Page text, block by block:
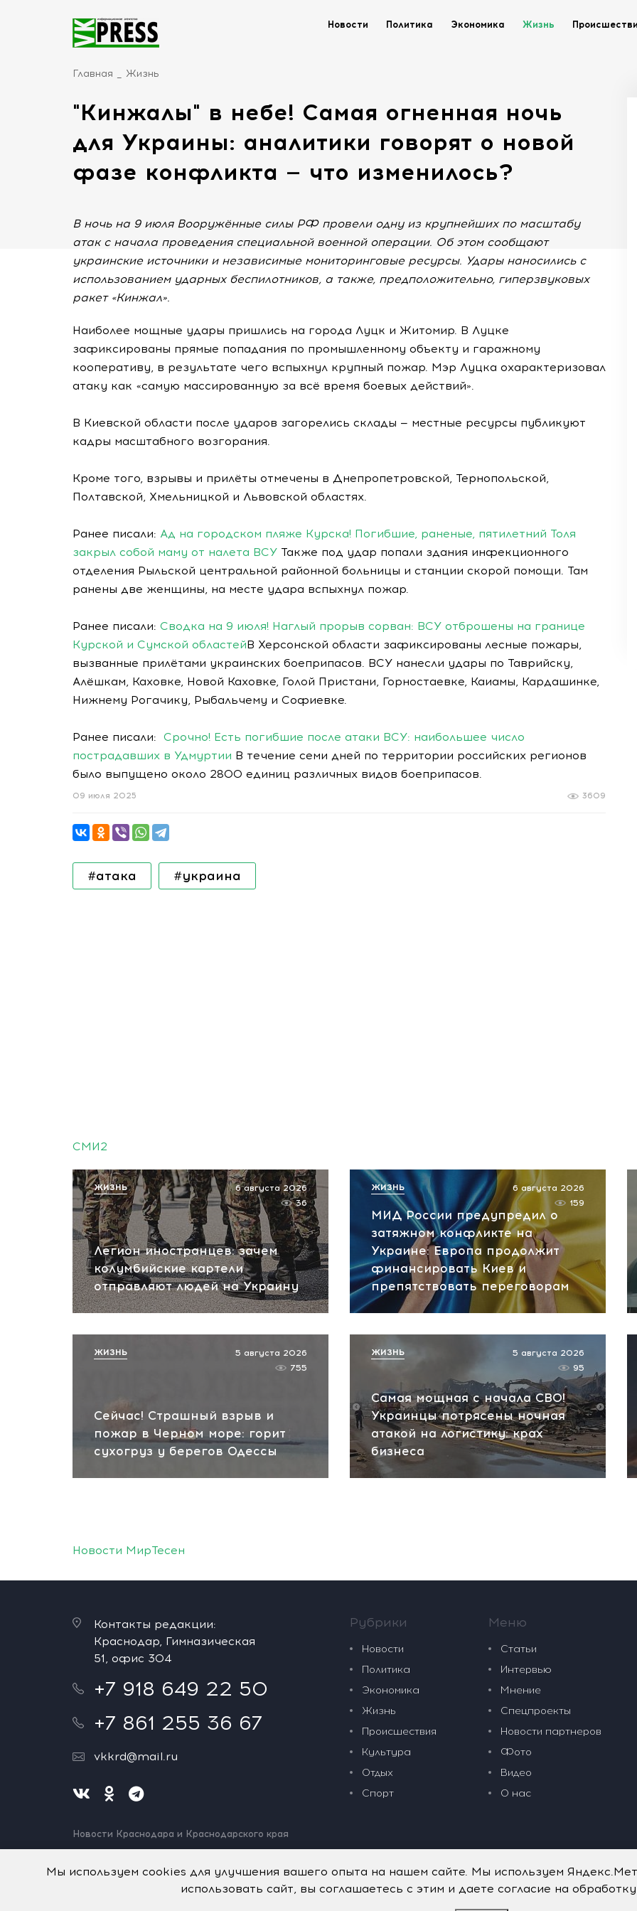
Новости Политика Экономика Жизнь
Главная Жизнь
"Кинжалы" в небе! Самая огненная ночь
для Украины: аналитики говорят о новой
фазе конфликта — что изменилось?
В ночь на 9 июля Вооружённые силы РФ провели одну из крупнейших по масштабу
атак с начала проведения специальной военной операции. Об этом сообщают
украинские источники и независимые мониторинговые ресурсы. Удары наносились с
использованием ударных беспилотников, а также, предположительно, гиперзвуковых
ракет «Кинжал».
Наиболее мощные удары пришлись на города Луцк и Житомир. В Луцке
зафиксированы прямые попадания по промышленному объекту и гаражному
кооперативу, в результате чего вспыхнул крупный пожар. Мэр Луцка охарактеризовал
атаку как «самую массированную за всё время боевых действий».
В Киевской области после ударов загорелись склады — местные ресурсы публикуют
кадры масштабного возгорания.
Кроме того, взрывы и прилёты отмечены в Днепропетровской, Тернопольской,
Полтавской, Хмельницкой и Львовской областях.
Ранее писали: Ад на городском пляже Курска! Погибшие, раненые, пятилетний Толя
закрыл собой маму от налета ВСУ Также под удар попали здания инфекционного
отделения Рыльской центральной районной больницы и станции скорой помощи. Там
ранены две женщины, на месте удара вспыхнул пожар.
Ранее писали: Сводка на 9 июля! Наглый прорыв сорван: ВСУ отброшены на границе
Курской и Сумской областейВ Херсонской области зафиксированы лесные пожары,
вызванные прилётами украинских боеприпасов. ВСУ нанесли удары по Таврийску,
Алёшкам, Каховке, Новой Каховке, Голой Пристани, Горностаевке, Каиамы, Кардашинке,
Нижнему Рогачику, Рыбальчему и Софиевке.
Ранее писали: Срочно! Есть погибшие после атаки ВСУ: наибольшее число
пострадавших в Удмуртии В течение семи дней по территории российских регионов
было выпущено около 2800 единиц различных видов боеприпасов.
3609
09 июля 2025
#атака #украина
СМИ2
Легион иностранцев: зачем
колумбийские картели
отправляют людей на Украину
6 августа 2026
36
ЖИЗНЬ
МИД России предупредил о
затяжном конфликте на
Украине: Европа продолжит
финансировать Киев и
препятствовать переговорам
6 августа 2026
159
ЖИЗНЬ
Сейчас! Страшный взрыв и
пожар в Черном море: горит
сухогруз у берегов Одессы
5 августа 2026
755
ЖИЗНЬ
Самая мощная с начала СВО!
Украинцы потрясены ночная
атакой на логистику: крах
бизнеса
5 августа 2026
95
ЖИЗНЬ
Новости МирТесен
Контакты редакции:
Краснодар, Гимназическая
51, офис 304
+7 918 649 22 50
+7 861 255 36 67
vkkrd@mail.ru
Новости Краснодара и Краснодарского края
Нашли ошибку? Выделите и нажмите Ctrl+Enter.
Рубрики
Новости
Политика
Экономика
Жизнь
Происшествия
Культура
Отдых
Спорт
Меню
Статьи
Интервью
Мнение
Спецпроекты
Новости партнеров
Фото
Видео
О нас
Мы используем cookies для улучшения вашего опыта на нашем сайте. Мы используем
использовать сайт, вы соглашаетесь с этим и даете согласие на